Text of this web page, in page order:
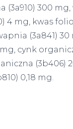
(3a910) 300
4 mg, kwas
(3a841) 30
mg, cynk
(3b406)
0,18 mg.